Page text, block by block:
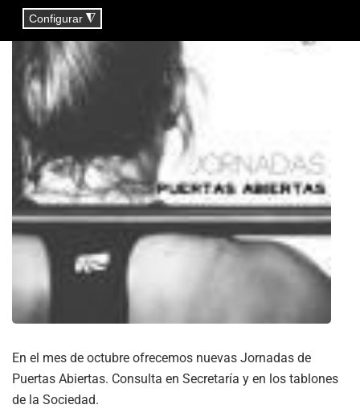
En el mes de octubre ofrecemos nuevas Jornadas de
Puertas Abiertas. Consulta en Secretaría y en los tablones
de la Sociedad.